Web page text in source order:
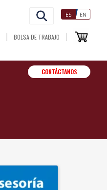
ES EN
BOLSA DE TRABAJO
CONTÁCTANOS